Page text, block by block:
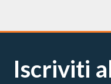
Iscriviti